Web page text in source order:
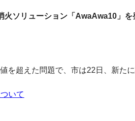
ソリューション「AwaAwa10」を
を超えた問題で、市は22日、新た
いて